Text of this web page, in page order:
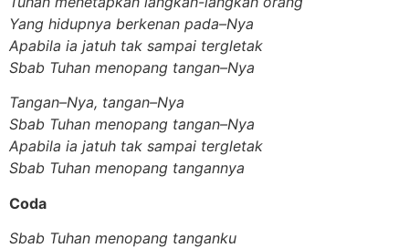
Yang hidupnya berkenan pada–Nya
Apabila ia jatuh tak sampai tergletak
Sbab Tuhan menopang tangan–Nya
Tangan–Nya, tangan–Nya
Sbab Tuhan menopang tangan–Nya
Apabila ia jatuh tak sampai tergletak
Sbab Tuhan menopang tangannya
Coda
Sbab Tuhan menopang tanganku